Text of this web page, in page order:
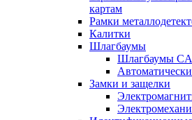
картам
Рамки
Калитки
Шлагбаумы
Шлагбаумы
Замки и защелки